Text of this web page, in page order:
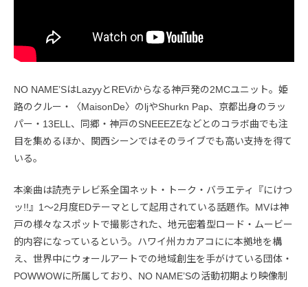
NO NAME’SはLazyyとREViからなる神戸発の2MCユニット。姫
路のクルー・〈MaisonDe〉のljやShurkn Pap、京都出身のラッ
パー・13ELL、同郷・神戸のSNEEEZEなどとのコラボ曲でも注
目を集めるほか、関西シーンではそのライブでも高い支持を得て
いる。
本楽曲は読売テレビ系全国ネット・トーク・バラエティ『にけつ
ッ!!』1〜2月度EDテーマとして起用されている話題作。MVは神
戸の様々なスポットで撮影された、地元密着型ロード・ムービー
的内容になっているという。ハワイ州カカアコにに本拠地を構
え、世界中にウォールアートでの地域創生を手がけている団体・
POWWOWに所属しており、NO NAME’Sの活動初期より映像制